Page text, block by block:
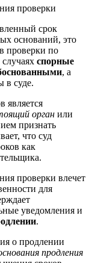
срок
оснований, это
проверки по
спорные
, а
в суде.
является
орган или
признать
что суд
как
проверки влечет
для
уведомления и
.
о продлении
продления